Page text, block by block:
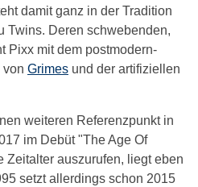
damit ganz in der Tradition
Twins. Deren schwebenden,
Pixx mit dem postmodern-
von Grimes und der artifiziellen
weiteren Referenzpunkt in
im Debüt "The Age Of
Zeitalter auszurufen, liegt eben
setzt allerdings schon 2015